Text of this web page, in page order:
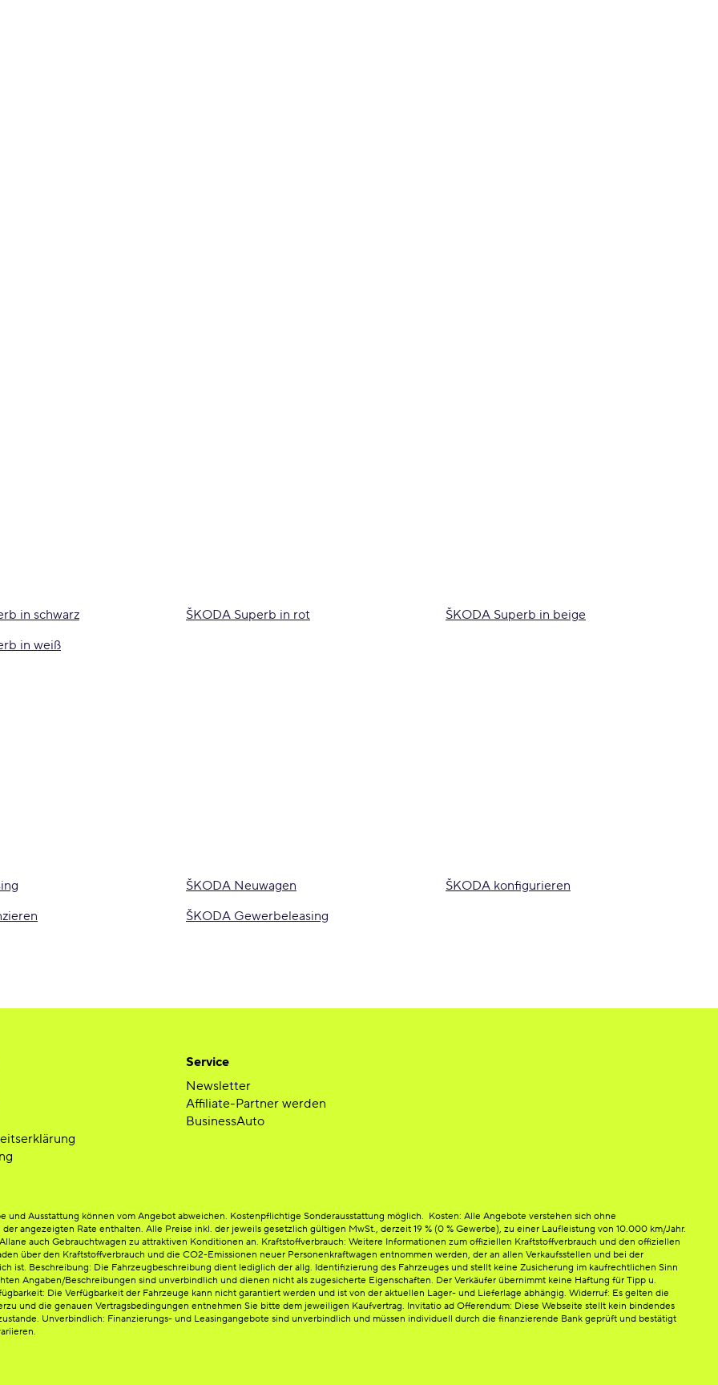
in schwarz ŠKODA Superb in rot
ŠKODA Superb in beige
in weiß
ŠKODA Neuwagen
ŠKODA konfigurieren
ŠKODA Gewerbeleasing
Service
Newsletter
Affiliate-Partner werden
BusinessAuto
Ausstattung können vom Angebot abweichen. Kostenpflichtige Sonderausstattung möglich. Kosten: Alle Angebote verstehen sich ohne
angezeigten Rate enthalten. Alle Preise inkl. der jeweils gesetzlich gültigen MwSt., derzeit 19 % (0 % Gewerbe), zu einer Laufleistung von 10.000 km/Jahr.
auch Gebrauchtwagen zu attraktiven Konditionen an. Kraftstoffverbrauch: Weitere Informationen zum offiziellen Kraftstoffverbrauch und den offiziellen
über den Kraftstoffverbrauch und die CO2-Emissionen neuer Personenkraftwagen entnommen werden, der an allen Verkaufsstellen und bei der
ist. Beschreibung: Die Fahrzeugbeschreibung dient lediglich der allg. Identifizierung des Fahrzeuges und stellt keine Zusicherung im kaufrechtlichen Sinn
Angaben/Beschreibungen sind unverbindlich und dienen nicht als zugesicherte Eigenschaften. Der Verkäufer übernimmt keine Haftung für Tipp u.
Die Verfügbarkeit der Fahrzeuge kann nicht garantiert werden und ist von der aktuellen Lager- und Lieferlage abhängig. Widerruf: Es gelten die
und die genauen Vertragsbedingungen entnehmen Sie bitte dem jeweiligen Kaufvertrag. Invitatio ad Offerendum: Diese Webseite stellt kein bindendes
Unverbindlich: Finanzierungs- und Leasingangebote sind unverbindlich und müssen individuell durch die finanzierende Bank geprüft und bestätigt